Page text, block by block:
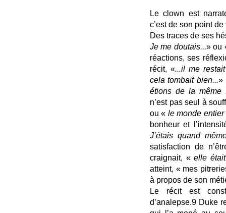
Le clown est
c’est de son point
Des traces de ses
Je me doutais...» ou
réactions, ses
récit, «...il me
cela tombait bien...»
étions de la même
n’est pas seul à
ou « le monde
bonheur et
J’étais quand
satisfaction de
craignait, «elle
atteint, « mes
à propos de son
Le récit est
d’analepse.9 Duke